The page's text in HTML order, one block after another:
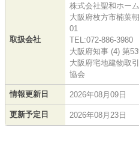
取扱会社
株式会社聖和ホー
大阪府枚方市楠葉
01
TEL:072-886-3980
大阪府知事 (4) 第
大阪府宅地建物取
協会
情報更新日 2026年08月09日
更新予定日 2026年08月23日